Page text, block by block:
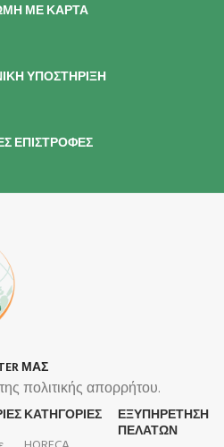
ΜΕ ΚΑΡΤΑ
ΥΠΟΣΤΗΡΙΞΗ
ΕΠΙΣΤΡΟΦΕΣ
ΜΑΣ
πολιτικής απορρήτου.
ΚΑΤΗΓΟΡΙΕΣ
ΕΞΥΠΗΡΕΤΗΣΗ
ΠΕΛΑΤΩΝ